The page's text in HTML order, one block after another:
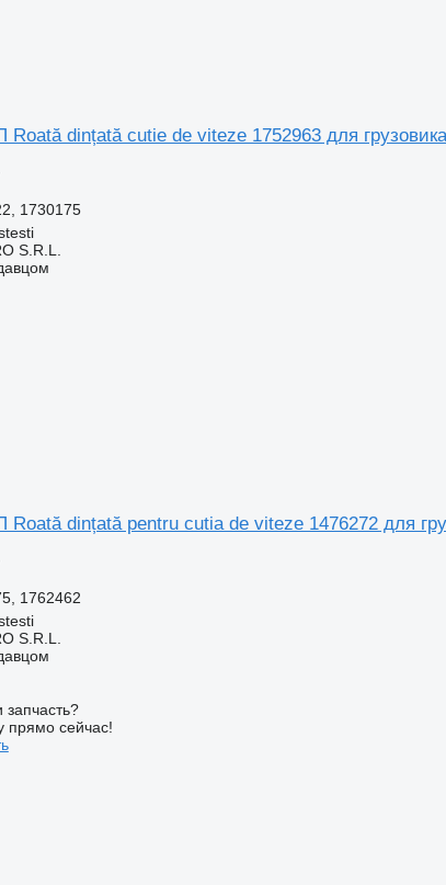
dințată cutie de viteze 1752963 для
1730175
S.R.L.
dințată pentru cutia de viteze 1476272 для
1762462
S.R.L.
прямо сейчас!